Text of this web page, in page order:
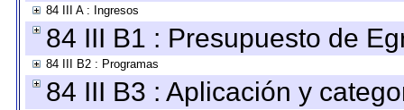
84 III A : Ingresos
84 III B1 : Presupuesto de
84 III B2 : Programas
84 III B3 : Aplicación y